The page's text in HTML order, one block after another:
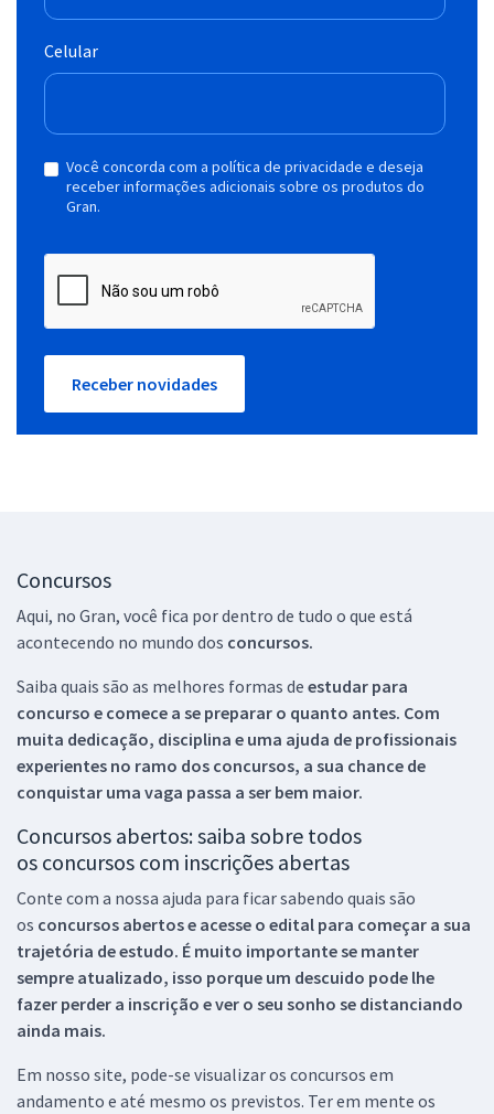
Celular
Você concorda com a política de privacidade e deseja
receber informações adicionais sobre os produtos do
Gran.
Receber novidades
Concursos
Aqui, no Gran, você fica por dentro de tudo o que está
acontecendo no mundo dos concursos.
Saiba quais são as melhores formas de estudar para
concurso e comece a se preparar o quanto antes. Com
muita dedicação, disciplina e uma ajuda de profissionais
experientes no ramo dos concursos, a sua chance de
conquistar uma vaga passa a ser bem maior.
Concursos abertos: saiba sobre todos
os concursos com inscrições abertas
Conte com a nossa ajuda para ficar sabendo quais são
os concursos abertos e acesse o edital para começar a sua
trajetória de estudo. É muito importante se manter
sempre atualizado, isso porque um descuido pode lhe
fazer perder a inscrição e ver o seu sonho se distanciando
ainda mais.
Em nosso site, pode-se visualizar os concursos em
andamento e até mesmo os previstos. Ter em mente os